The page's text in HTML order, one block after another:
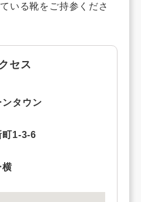
いる靴をご持参くださ
セス
ンタウン
町1-3-6
横